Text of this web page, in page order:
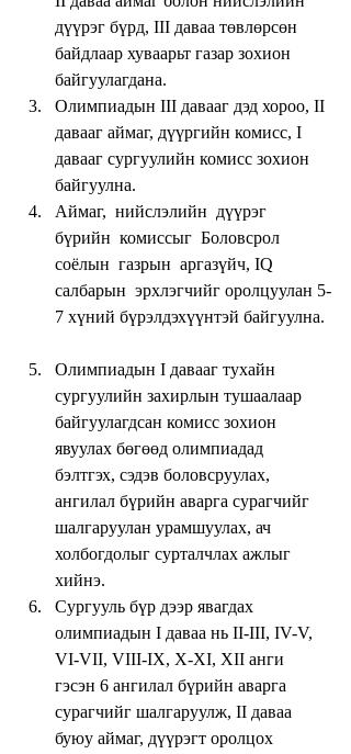
дүүрэг бүрд, III даваа төвлөрсөн
байдлаар хуваарьт газар зохион
байгуулагдана.
Олимпиадын III давааг дэд хороо, II
давааг аймаг, дүүргийн комисс, I
давааг сургуулийн комисс зохион
байгуулна.
Аймаг,  нийслэлийн  дүүрэг
бүрийн  комиссыг  Боловсрол
соёлын  газрын  аргазүйч, IQ
салбарын  эрхлэгчийг оролцуулан 5-
7 хүний бүрэлдэхүүнтэй байгуулна.
Олимпиадын I давааг тухайн
сургуулийн захирлын тушаалаар
байгуулагдсан комисс зохион
явуулах бөгөөд олимпиадад
бэлтгэх, сэдэв боловсруулах,
ангилал бүрийн аварга сурагчийг
шалгаруулан урамшуулах, ач
холбогдолыг сурталчлах ажлыг
хийнэ.
Сургууль бүр дээр явагдах
олимпиадын I даваа нь II-III, IV-V,
VI-VII, VIII-IX, X-XI, XII анги
гэсэн 6 ангилал бүрийн аварга
сурагчийг шалгаруулж, II даваа
буюу аймаг, дүүрэгт оролцох